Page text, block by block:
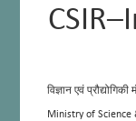
विज्ञान एवं
Ministry of Science